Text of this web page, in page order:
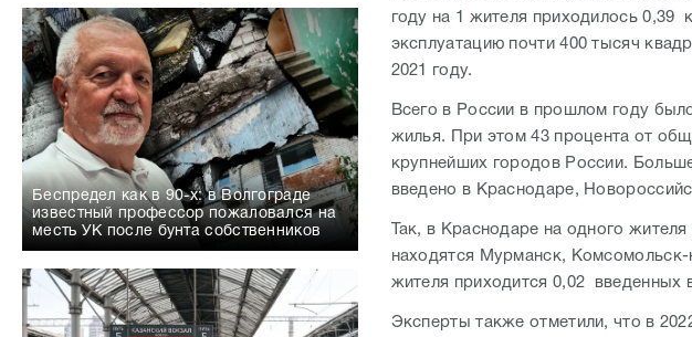
Беспредел как в 90-х: в Волгограде
известный профессор пожаловался на
месть УК после бунта собственников
году на 1 жителя приходилось 0,39
эксплуатацию почти 400 тысяч
2021 году.
Всего в России в прошлом году
жилья. При этом 43 процента от
крупнейших городов России.
введено в Краснодаре,
Так, в Краснодаре на одного
находятся Мурманск,
жителя приходится 0,02 введенных
Эксперты также отметили, что в